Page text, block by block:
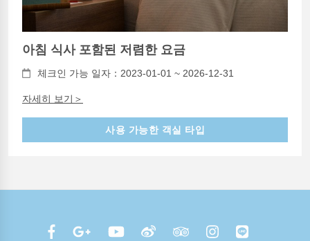
아침 식사 포함된 저렴한 요금
체크인 가능 일자：2023-01-01 ~ 2026-12-31
자세히 보기＞
사용 가능한 객실 타입